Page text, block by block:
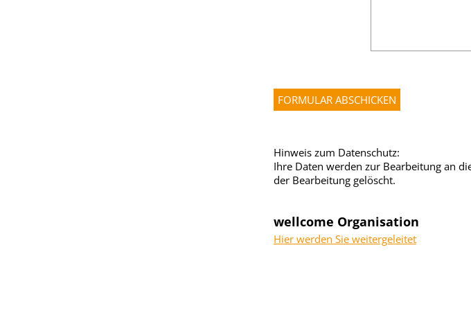
Hinweis zum Datenschutz:
Ihre Daten werden zur Bearbeitung an
der Bearbeitung gelöscht.
wellcome Organisation
Hier werden Sie weitergeleitet